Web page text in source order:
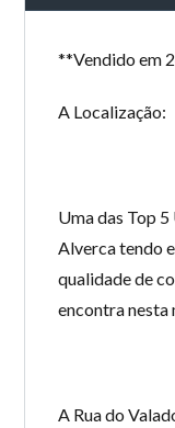
**Vendido em
A Localização:
Uma das Top
Alverca tendo
qualidade de
encontra nesta
A Rua do